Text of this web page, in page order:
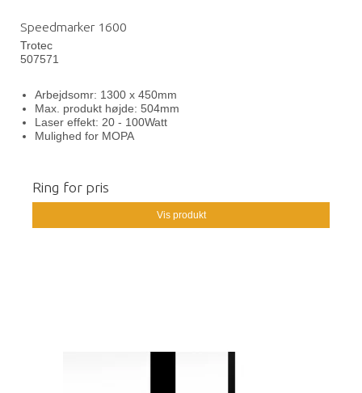
Speedmarker 1600
Trotec
507571
Arbejdsomr: 1300 x 450mm
Max. produkt højde: 504mm
Laser effekt: 20 - 100Watt
Mulighed for MOPA
Ring for pris
Vis produkt